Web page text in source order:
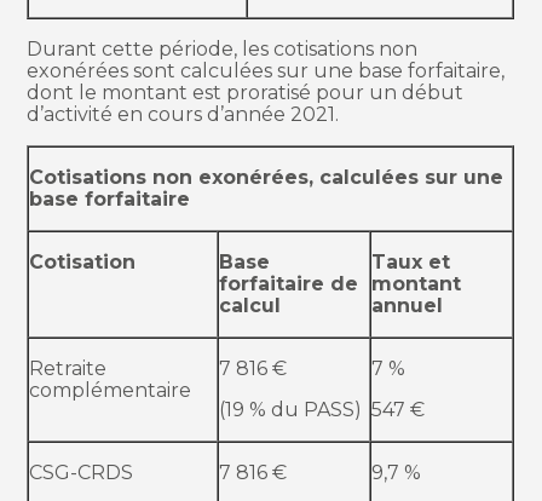
Durant cette période, les cotisations non
exonérées sont calculées sur une base forfaitaire,
dont le montant est proratisé pour un début
d’activité en cours d’année 2021.
Cotisations non exonérées, calculées sur une
base forfaitaire
Cotisation
Base
forfaitaire de
calcul
Taux et
montant
annuel
Retraite
complémentaire
7 816 €
(19 % du PASS)
7 %
547 €
CSG-CRDS
7 816 €
9,7 %